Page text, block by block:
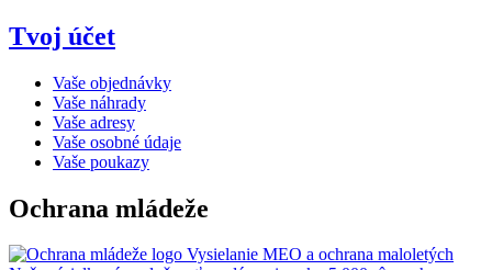
Tvoj účet
Vaše objednávky
Vaše náhrady
Vaše adresy
Vaše osobné údaje
Vaše poukazy
Ochrana mládeže
Vysielanie MEO a ochrana maloletých